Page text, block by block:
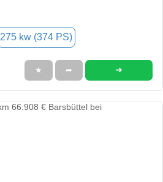
275 kw (374 PS)
★ ➦ ➜